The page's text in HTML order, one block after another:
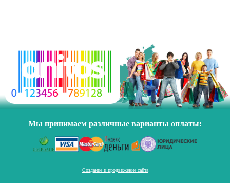
Мы принимаем различные варианты оплаты:
Создание и продвижение сайта